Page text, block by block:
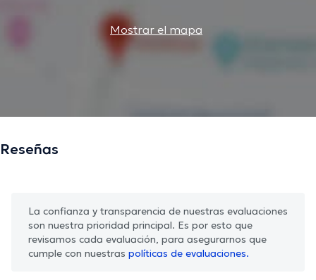
Mostrar el mapa
Reseñas
La confianza y transparencia de nuestras evaluaciones
son nuestra prioridad principal. Es por esto que
revisamos cada evaluación, para asegurarnos que
cumple con nuestras políticas de evaluaciones.